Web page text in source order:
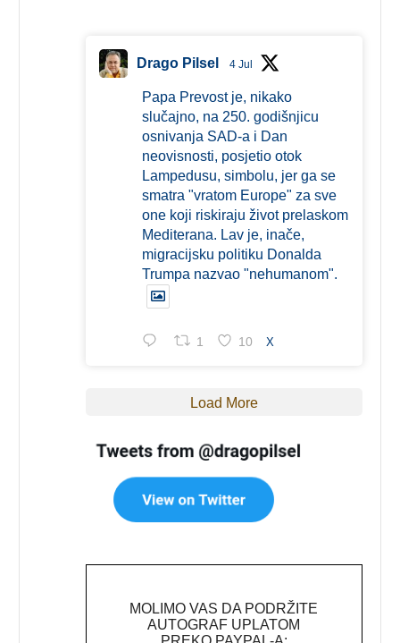
Drago Pilsel 4 Jul
Papa Prevost je, nikako
slučajno, na 250. godišnjicu
osnivanja SAD-a i Dan
neovisnosti, posjetio otok
Lampedusu, simbolu, jer ga se
smatra "vratom Europe" za sve
one koji riskiraju život prelaskom
Mediterana. Lav je, inače,
migracijsku politiku Donalda
Trumpa nazvao "nehumanom".
1 10 X
Load More
MOLIMO VAS DA PODRŽITE
AUTOGRAF UPLATOM